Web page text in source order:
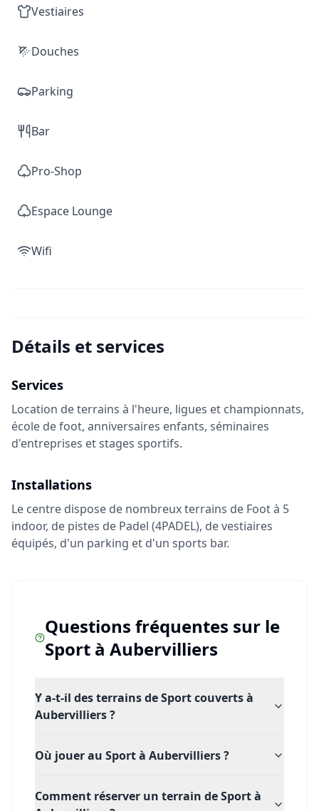
Vestiaires
Douches
Parking
Bar
Pro-Shop
Espace Lounge
Wifi
Détails et services
Services
Location de terrains à l'heure, ligues et championnats,
école de foot, anniversaires enfants, séminaires
d'entreprises et stages sportifs.
Installations
Le centre dispose de nombreux terrains de Foot à 5
indoor, de pistes de Padel (4PADEL), de vestiaires
équipés, d'un parking et d'un sports bar.
Questions fréquentes sur le
Sportà Aubervilliers
Y a-t-il des terrains de Sport couverts à
Aubervilliers ?
Où jouer au Sport à Aubervilliers ?
Comment réserver un terrain de Sport à